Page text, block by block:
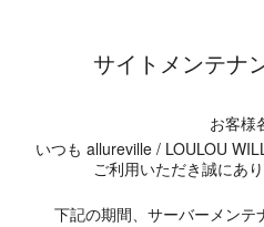
サイトメンテナ
お客様
いつも allureville / LOULOU
ご利用いただき誠にあ
下記の期間、サーバーメンテ